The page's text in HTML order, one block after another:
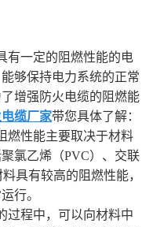
有一定的阻燃性能的电
够保持电力系统的正常
增强防火电缆的阻燃能
电缆厂家带您具体了解：
燃性能主要取决于材料
氯乙烯（PVC）、交联
具有较高的阻燃性能，
行。
过程中，可以向材料中